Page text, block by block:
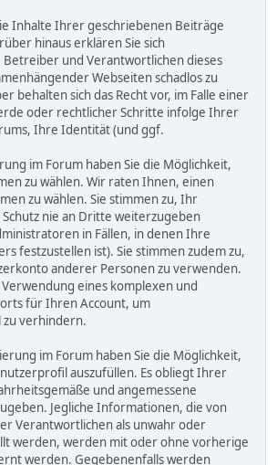
Inhalte Ihrer geschriebenen Beiträge
hinaus erklären Sie sich
und Verantwortlichen dieses
Webseiten schadlos zu
behalten sich das Recht vor, im Falle einer
oder rechtlicher Schritte infolge Ihrer
Ihre Identität (und ggf.
im Forum haben Sie die Möglichkeit,
zu wählen. Wir raten Ihnen, einen
zu wählen. Sie stimmen zu, Ihr
nie an Dritte weiterzugeben
in Fällen, in denen Ihre
festzustellen ist). Sie stimmen zudem zu,
anderer Personen zu verwenden.
eines komplexen und
für Ihren Account, um
verhindern.
im Forum haben Sie die Möglichkeit,
auszufüllen. Es obliegt Ihrer
und angemessene
Jegliche Informationen, die von
Verantwortlichen als unwahr oder
werden, werden mit oder ohne vorherige
werden. Gegebenenfalls werden